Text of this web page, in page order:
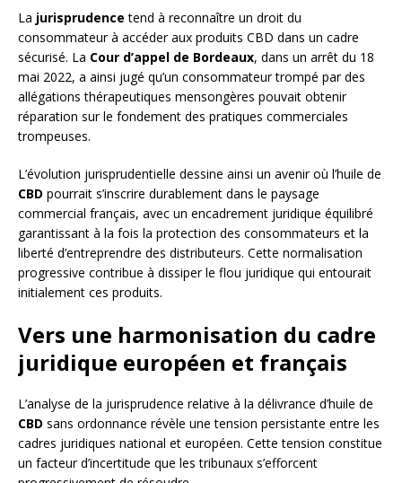
La jurisprudence tend à reconnaître un droit du
consommateur à accéder aux produits CBD dans un cadre
sécurisé. La Cour d’appel de Bordeaux, dans un arrêt du 18
mai 2022, a ainsi jugé qu’un consommateur trompé par des
allégations thérapeutiques mensongères pouvait obtenir
réparation sur le fondement des pratiques commerciales
trompeuses.
L’évolution jurisprudentielle dessine ainsi un avenir où l’huile de
CBD pourrait s’inscrire durablement dans le paysage
commercial français, avec un encadrement juridique équilibré
garantissant à la fois la protection des consommateurs et la
liberté d’entreprendre des distributeurs. Cette normalisation
progressive contribue à dissiper le flou juridique qui entourait
initialement ces produits.
Vers une harmonisation du cadre
juridique européen et français
L’analyse de la jurisprudence relative à la délivrance d’huile de
CBD sans ordonnance révèle une tension persistante entre les
cadres juridiques national et européen. Cette tension constitue
un facteur d’incertitude que les tribunaux s’efforcent